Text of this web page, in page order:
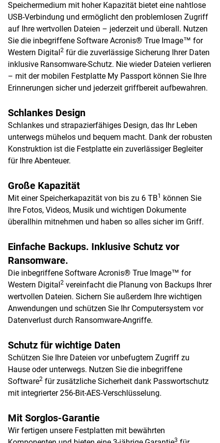
Speichermedium mit hoher Kapazität bietet eine nahtlose
USB-Verbindung und ermöglicht den problemlosen Zugriff
auf Ihre wertvollen Dateien – jederzeit und überall. Nutzen
Sie die inbegriffene Software Acronis® True Image™ for
Western Digital2 für die zuverlässige Sicherung Ihrer Daten
inklusive Ransomware-Schutz. Nie wieder Dateien verlieren
– mit der mobilen Festplatte My Passport können Sie Ihre
Erinnerungen sicher und jederzeit griffbereit aufbewahren.
Schlankes Design
Schlankes und strapazierfähiges Design, das Ihr Leben
unterwegs mühelos und bequem macht. Dank der robusten
Konstruktion ist die Festplatte ein zuverlässiger Begleiter
für Ihre Abenteuer.
Große Kapazität
Mit einer Speicherkapazität von bis zu 6 TB1
können Sie
Ihre Fotos, Videos, Musik und wichtigen Dokumente
überallhin mitnehmen und haben so alles sicher im Griff.
Einfache Backups. Inklusive Schutz vor
Ransomware.
Die inbegriffene Software Acronis® True Image™ for
Western Digital2 vereinfacht die Planung von Backups Ihrer
wertvollen Dateien. Sichern Sie außerdem Ihre wichtigen
Anwendungen und schützen Sie Ihr Computersystem vor
Datenverlust durch Ransomware-Angriffe.
Schutz für wichtige Daten
Schützen Sie Ihre Dateien vor unbefugtem Zugriff zu
Hause oder unterwegs. Nutzen Sie die inbegriffene
Software2 für zusätzliche Sicherheit dank Passwortschutz
mit integrierter 256-Bit-AES-Verschlüsselung.
Mit Sorglos-Garantie
Wir fertigen unsere Festplatten mit bewährten
3